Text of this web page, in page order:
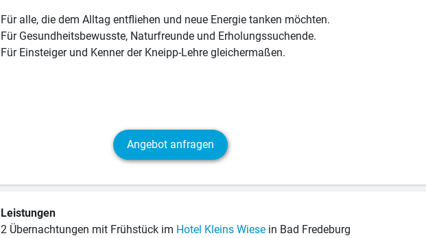
Für alle, die dem Alltag entfliehen und neue Energie tanken möchten.
Für Gesundheitsbewusste, Naturfreunde und Erholungssuchende.
Für Einsteiger und Kenner der Kneipp-Lehre gleichermaßen.
Angebot anfragen
Leistungen
2 Übernachtungen mit Frühstück im Hotel Kleins Wiesein Bad Fredeburg